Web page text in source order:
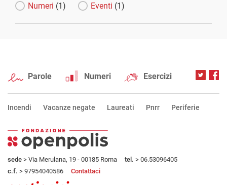
Numeri (1) Eventi (1)
Parole Numeri Esercizi
Incendi Vacanze negate Laureati Pnrr Periferie
sede > Via Merulana, 19 - 00185 Roma tel. > 06.53096405
c.f. > 97954040586 Contattaci